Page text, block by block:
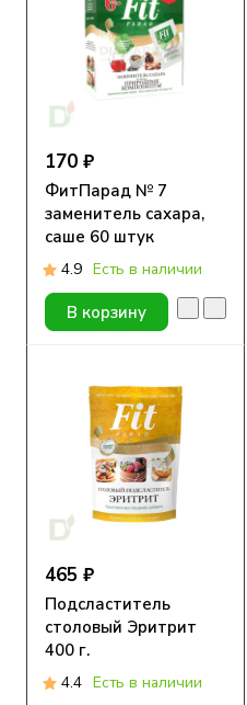
170 ₽
ФитПарад № 7
заменитель сахара,
саше 60 штук
4.9 Есть в наличии
В корзину
465 ₽
Подсластитель
столовый Эритрит
400 г.
4.4 Есть в наличии